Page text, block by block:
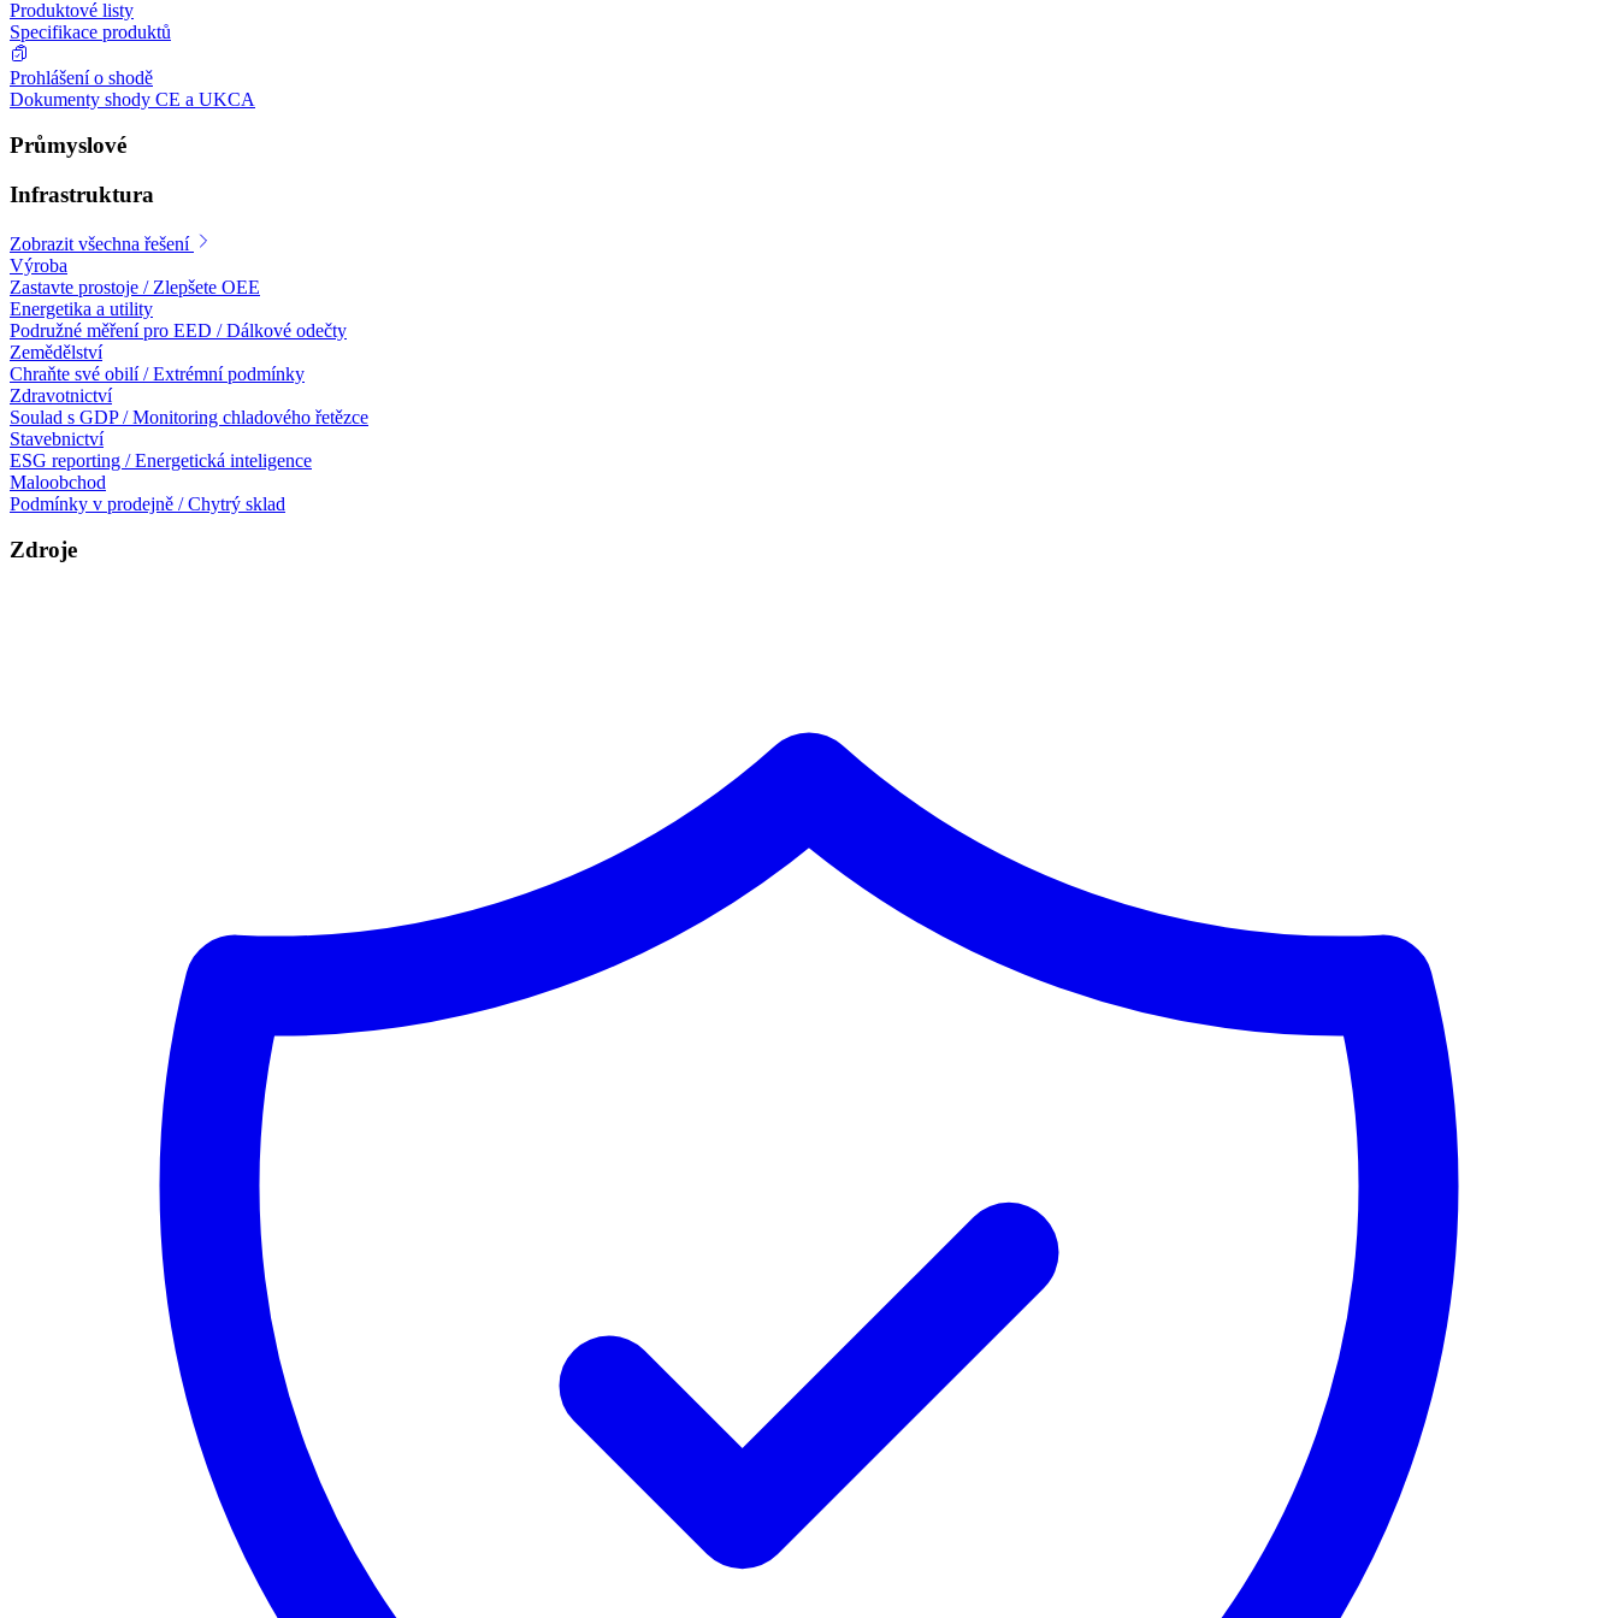
Produktové listy
Specifikace produktů
Prohlášení o shodě
Dokumenty shody CE a UKCA
Průmyslové
Infrastruktura
Zobrazit všechna řešení
Výroba
Zastavte prostoje / Zlepšete OEE
Energetika a utility
Podružné měření pro EED / Dálkové odečty
Zemědělství
Chraňte své obilí / Extrémní podmínky
Zdravotnictví
Soulad s GDP / Monitoring chladového řetězce
Stavebnictví
ESG reporting / Energetická inteligence
Maloobchod
Podmínky v prodejně / Chytrý sklad
Zdroje